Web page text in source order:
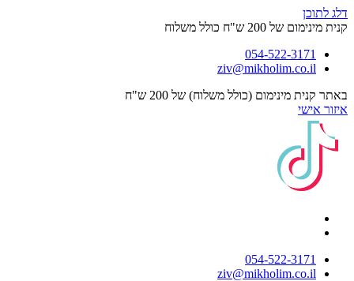
דלג לתוכן
קנית מינימום של 200 ש"ח כולל משלוח
054-522-3171⁩
ziv@mikholim.co.il
באתר קנית מינימום (כולל משלוח) של 200 ש"ח
איזור אישי
054-522-3171⁩
ziv@mikholim.co.il